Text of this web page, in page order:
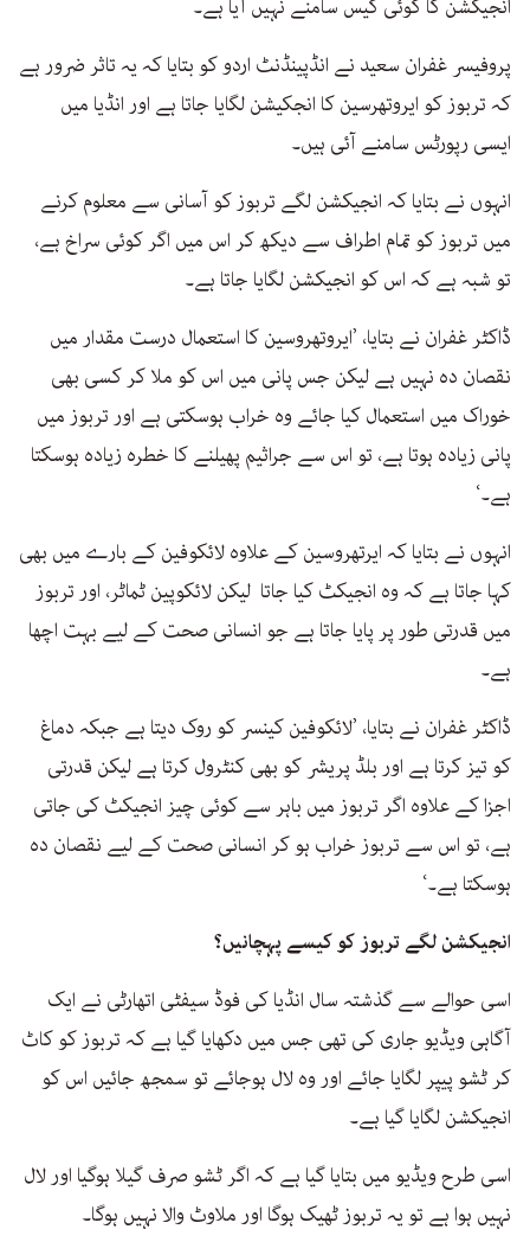
انجیکشن کا کوئی کیس سامنے نہیں آٰیا ہے۔
پروفیسر غفران سعید نے انڈپینڈنٹ اردو کو بتایا کہ یہ تاثر ضرور ہے
کہ تربوز کو ایروتھرسین کا انجکیشن لگایا جاتا ہے اور انڈیا میں
ایسی رپورٹس سامنے آئی ہیں۔
انہوں نے بتایا کہ انجیکشن لگے تربوز کو آسانی سے معلوم کرنے
میں تربوز کو تمام اطراف سے دیکھ کر اس میں اگر کوئی سراخ ہے،
تو شبہ ہے کہ اس کو انجیکشن لگایا جاتا ہے۔
ڈاکٹر غفران نے بتایا، ’ایروتھروسین کا استعمال درست مقدار میں
نقصان دہ نہیں ہے لیکن جس پانی میں اس کو ملا کر کسی بھی
خوراک میں استعمال کیا جائے وہ خراب ہوسکتی ہے اور تربوز میں
پانی زیادہ ہوتا ہے، تو اس سے جراثیم پھیلنے کا خطرہ زیادہ ہوسکتا
ہے۔‘
انہوں نے بتایا کہ ایرتھروسین کے علاوہ لائکوفین کے بارے میں بھی
کہا جاتا ہے کہ وہ انجیکٹ کیا جاتا لیکن لائکوپین ٹماٹر، اور تربوز
میں قدرتی طور پر پایا جاتا ہے جو انسانی صحت کے لیے بہت اچھا
ہے۔
ڈاکٹر غفران نے بتایا، ’لائکوفین کینسر کو روک دیتا ہے جبکہ دماغ
کو تیز کرتا ہے اور بلڈ پریشر کو بھی کنٹرول کرتا ہے لیکن قدرتی
اجزا کے علاوہ اگر تربوز میں باہر سے کوئی چیز انجیکٹ کی جاتی
ہے، تو اس سے تربوز خراب ہو کر انسانی صحت کے لیے نقصان دہ
ہوسکتا ہے۔‘
انجیکشن لگے تربوز کو کیسے پہچانیں؟
اسی حوالے سے گذشتہ سال انڈیا کی فوڈ سیفٹی اتھارٹی نے ایک
آگاہی ویڈیو جاری کی تھی جس میں دکھایا گیا ہے کہ تربوز کو کاٹ
کر ٹشو پیپر لگایا جائے اور وہ لال ہوجائے تو سمجھ جائیں اس کو
انجیکشن لگایا گیا ہے۔
اسی طرح ویڈیو میں بتایا گیا ہے کہ اگر ٹشو صرف گیلا ہوگیا اور لال
نہیں ہوا ہے تو یہ تربوز ٹھیک ہوگا اور ملاوٹ والا نہیں ہوگا۔